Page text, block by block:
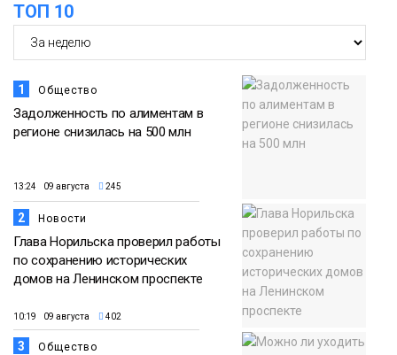
Спорт
ТОП 10
1 Общество
Задолженность по алиментам в
регионе снизилась на 500 млн
13:24 09 августа 245
2 Новости
Глава Норильска проверил работы
по сохранению исторических
домов на Ленинском проспекте
10:19 09 августа 402
3 Общество